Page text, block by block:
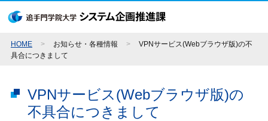
HOME > お知らせ・各種情報 >
VPNサービス(Webブラウザ版)の不
具合につきまして
VPNサービス(Webブラウザ版)の
不具合につきまして